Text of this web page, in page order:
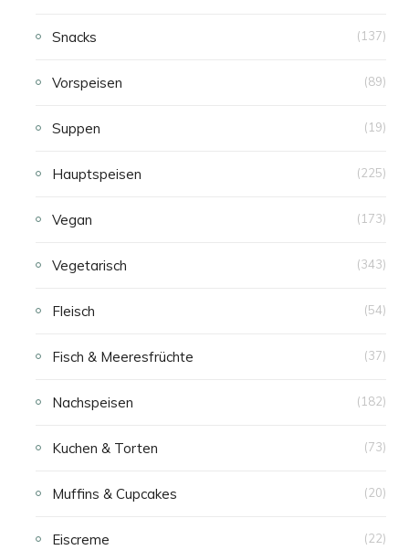
Snacks (137)
Vorspeisen (89)
Suppen (19)
Hauptspeisen (225)
Vegan (173)
Vegetarisch (343)
Fleisch (54)
Fisch & Meeresfrüchte (37)
Nachspeisen (182)
Kuchen & Torten (73)
Muffins & Cupcakes (20)
Eiscreme (22)